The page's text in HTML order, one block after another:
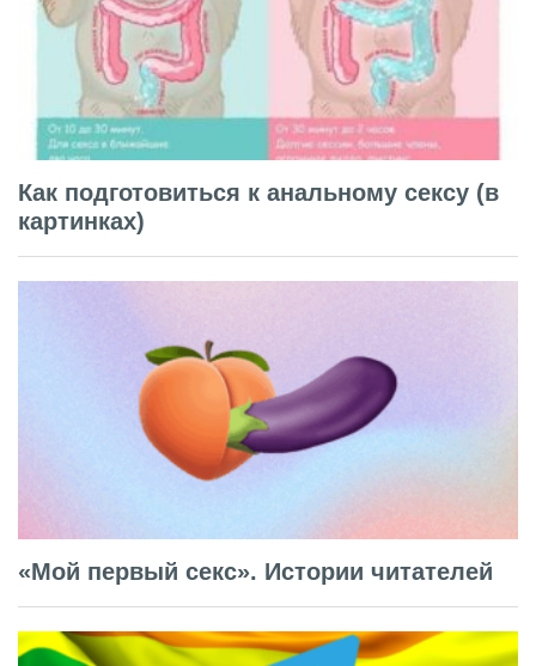
Как подготовиться к анальному сексу (в
картинках)
«Мой первый секс». Истории читателей